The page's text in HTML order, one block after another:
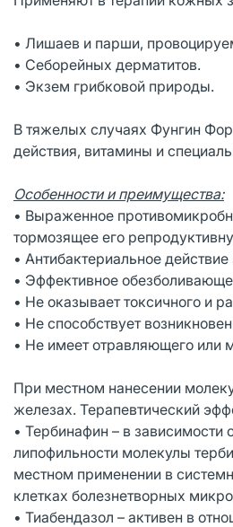
• Лишаев и парши,
• Себорейных дерматитов.
• Экзем грибковой природы.
В тяжелых случаях Фунгин
действия, витамины и
Особенности и преимущества:
• Выраженное
тормозящее его
• Антибактериальное
• Эффективное
• Не оказывает токсичного и
• Не способствует
• Не имеет отравляющего или
При местном нанесении
железах. Терапевтический
• Тербинафин – в зависимости
липофильности молекулы
местном применении в
клетках болезнетворных
• Тиабендазол – активен в